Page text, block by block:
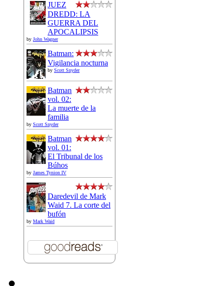
JUEZ
DREDD: LA
GUERRA DEL
APOCALIPSIS
by John Wagner
Batman:
Vigilancia nocturna
by Scott Snyder
Batman
vol. 02:
La muerte de la
familia
by Scott Snyder
Batman
vol. 01:
El Tribunal de los
Búhos
by James Tynion IV
Daredevil de Mark
Waid 7. La corte del
bufón
by Mark Waid